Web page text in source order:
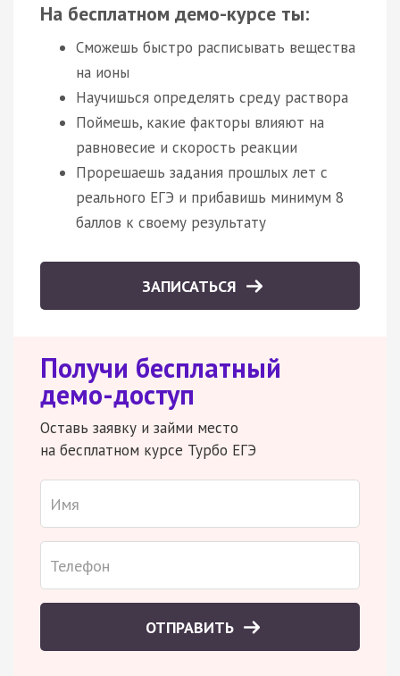
На бесплатном демо-курсе ты:
Сможешь быстро расписывать вещества
на ионы
Научишься определять среду раствора
Поймешь, какие факторы влияют на
равновесие и скорость реакции
Прорешаешь задания прошлых лет с
реального ЕГЭ и прибавишь минимум 8
баллов к своему результату
ЗАПИСАТЬСЯ
Получи бесплатный
демо-доступ
Оставь заявку и займи место
на бесплатном курсе Турбо ЕГЭ
ОТПРАВИТЬ